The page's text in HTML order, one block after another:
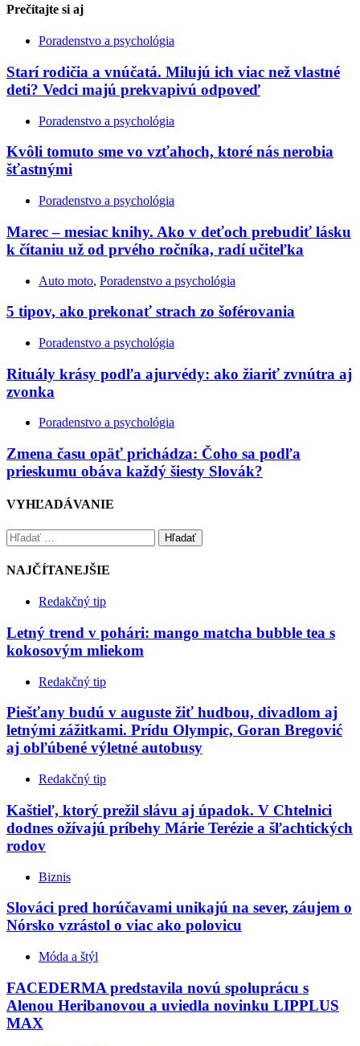
Prečítajte si aj
Poradenstvo a psychológia
Starí rodičia a vnúčatá. Milujú ich viac než vlastné
deti? Vedci majú prekvapivú odpoveď
Poradenstvo a psychológia
Kvôli tomuto sme vo vzťahoch, ktoré nás nerobia
šťastnými
Poradenstvo a psychológia
Marec – mesiac knihy. Ako v deťoch prebudiť lásku
k čítaniu už od prvého ročníka, radí učiteľka
Auto moto, Poradenstvo a psychológia
5 tipov, ako prekonať strach zo šoférovania
Poradenstvo a psychológia
Rituály krásy podľa ajurvédy: ako žiariť zvnútra aj
zvonka
Poradenstvo a psychológia
Zmena času opäť prichádza: Čoho sa podľa
prieskumu obáva každý šiesty Slovák?
VYHĽADÁVANIE
Hľadať
NAJČÍTANEJŠIE
Redakčný tip
Letný trend v pohári: mango matcha bubble tea s
kokosovým mliekom
Redakčný tip
Piešťany budú v auguste žiť hudbou, divadlom aj
letnými zážitkami. Prídu Olympic, Goran Bregović
aj obľúbené výletné autobusy
Redakčný tip
Kaštieľ, ktorý prežil slávu aj úpadok. V Chtelnici
dodnes ožívajú príbehy Márie Terézie a šľachtických
rodov
Biznis
Slováci pred horúčavami unikajú na sever, záujem o
Nórsko vzrástol o viac ako polovicu
Móda a štýl
FACEDERMA predstavila novú spoluprácu s
Alenou Heribanovou a uviedla novinku LIPPLUS
MAX